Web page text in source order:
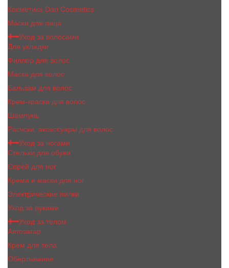
Косметика Dari Cosmetics
Маски для лица
Уход за волосами
Для укладки
Филлер для волос
Маска для волос
Бальзам для волос
Крем-краска для волос
Шампунь
Расчски, аксессуары для волос
Уход за ногами
Стельки для обуви
Спрей для ног
Крема и маски для ног
Электрические пилки
Уход за руками
Уход за телом
Автозагар
Крем для тела
Обертывание